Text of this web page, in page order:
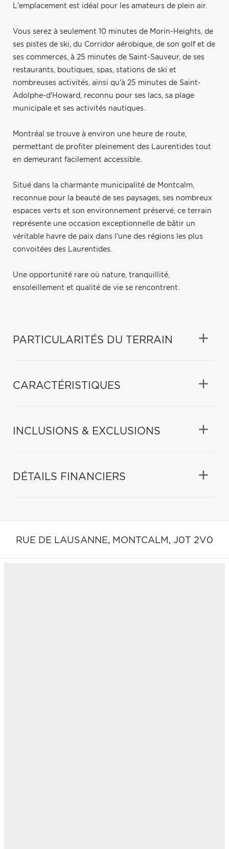
L'emplacement est idéal pour les amateurs de plein air.
Vous serez à seulement 10 minutes de Morin-Heights, de
ses pistes de ski, du Corridor aérobique, de son golf et de
ses commerces, à 25 minutes de Saint-Sauveur, de ses
restaurants, boutiques, spas, stations de ski et
nombreuses activités, ainsi qu'à 25 minutes de Saint-
Adolphe-d'Howard, reconnu pour ses lacs, sa plage
municipale et ses activités nautiques.
Montréal se trouve à environ une heure de route,
permettant de profiter pleinement des Laurentides tout
en demeurant facilement accessible.
Situé dans la charmante municipalité de Montcalm,
reconnue pour la beauté de ses paysages, ses nombreux
espaces verts et son environnement préservé, ce terrain
représente une occasion exceptionnelle de bâtir un
véritable havre de paix dans l'une des régions les plus
convoitées des Laurentides.
Une opportunité rare où nature, tranquillité,
ensoleillement et qualité de vie se rencontrent.
PARTICULARITÉS DU TERRAIN
CARACTÉRISTIQUES
INCLUSIONS & EXCLUSIONS
DÉTAILS FINANCIERS
RUE DE LAUSANNE, MONTCALM, J0T 2V0